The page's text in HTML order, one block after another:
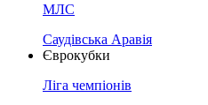
МЛС
Саудівська Аравія
Єврокубки
Ліга чемпіонів